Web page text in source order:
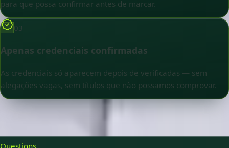
para que possa confirmar antes de marcar.
03
Apenas credenciais confirmadas
As credenciais só aparecem depois de verificadas — sem
alegações vagas, sem títulos que não possamos comprovar.